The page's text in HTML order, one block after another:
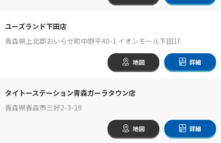
ユーズランド下田店
青森県上北郡おいらせ町中野平40-1 イオンモール下田1F
地図 詳細
タイトーステーション青森ガーラタウン店
青森県青森市三好2-3-19
地図 詳細